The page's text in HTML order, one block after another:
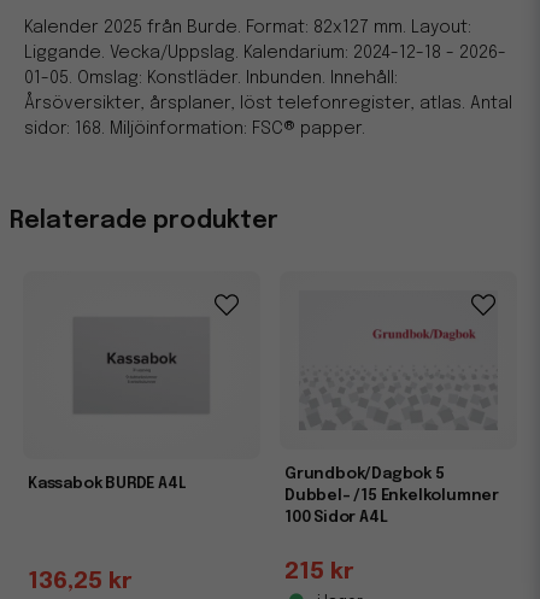
Relaterade produkter
Kassabok BURDE A4L
136,25 kr
Grundbok/Dagbok 5
Dubbel- /15 Enkelkolumner
100 Sidor A4L
215 kr
Kalender 2025 från Burde. Format: 82x127 mm. Layout:
Liggande. Vecka/Uppslag. Kalendarium: 2024-12-18 - 2026-
01-05. Omslag: Konstläder. Inbunden. Innehåll:
Årsöversikter, årsplaner, löst telefonregister, atlas. Antal
sidor: 168. Miljöinformation: FSC® papper.